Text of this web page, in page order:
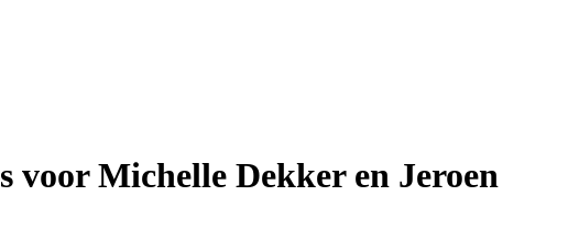
voor Michelle Dekker en Jeroen